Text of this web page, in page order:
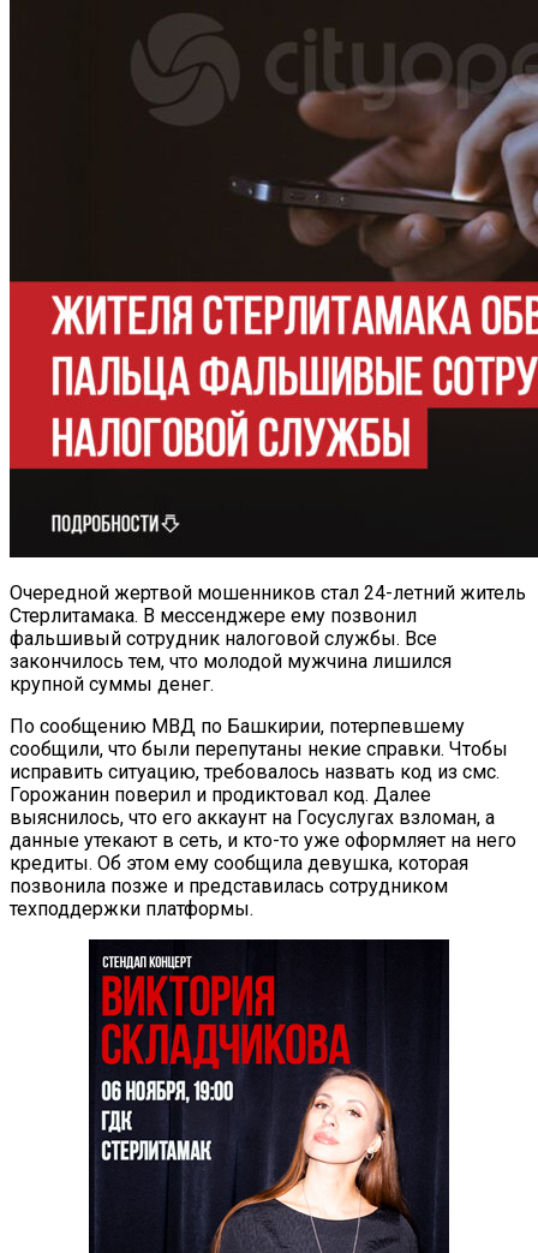
Очередной жертвой мошенников стал 24-летний житель
Стерлитамака. В мессенджере ему позвонил
фальшивый сотрудник налоговой службы. Все
закончилось тем, что молодой мужчина лишился
крупной суммы денег.
По сообщению МВД по Башкирии, потерпевшему
сообщили, что были перепутаны некие справки. Чтобы
исправить ситуацию, требовалось назвать код из смс.
Горожанин поверил и продиктовал код. Далее
выяснилось, что его аккаунт на Госуслугах взломан, а
данные утекают в сеть, и кто-то уже оформляет на него
кредиты. Об этом ему сообщила девушка, которая
позвонила позже и представилась сотрудником
техподдержки платформы.